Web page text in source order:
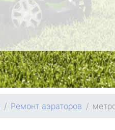
Ремонт аэраторов